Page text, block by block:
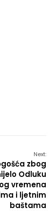
Next:
zbog
Odluku
vremena
i ljetnim
baštama